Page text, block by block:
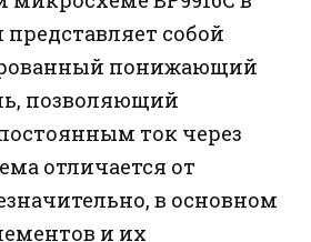
представляет собой
понижающий
позволяющий
ток через
отличается от
в основном
и их